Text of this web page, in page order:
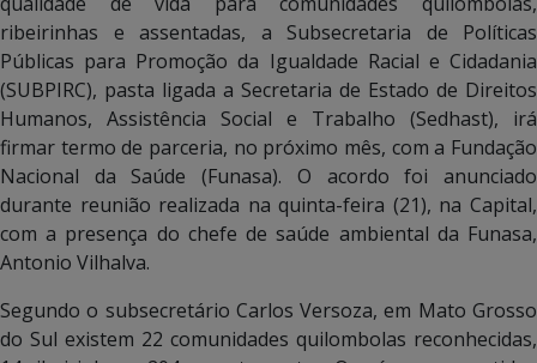
ribeirinhas e assentadas, a Subsecretaria de Políticas
Públicas para Promoção da Igualdade Racial e Cidadania
(SUBPIRC), pasta ligada a Secretaria de Estado de Direitos
Humanos, Assistência Social e Trabalho (Sedhast), irá
firmar termo de parceria, no próximo mês, com a Fundação
Nacional da Saúde (Funasa). O acordo foi anunciado
durante reunião realizada na quinta-feira (21), na Capital,
com a presença do chefe de saúde ambiental da Funasa,
Antonio Vilhalva.
Segundo o subsecretário Carlos Versoza, em Mato Grosso
do Sul existem 22 comunidades quilombolas reconhecidas,